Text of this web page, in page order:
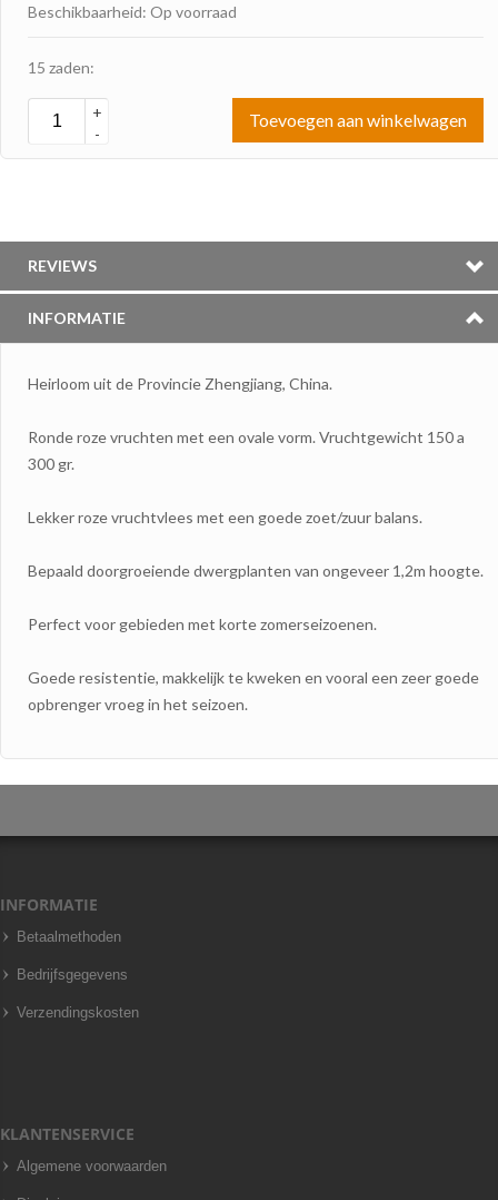
Beschikbaarheid: Op voorraad
15 zaden:
+
-
Toevoegen aan winkelwagen
REVIEWS
INFORMATIE
Heirloom uit de Provincie Zhengjiang, China.
Ronde roze vruchten met een ovale vorm. Vruchtgewicht 150 a
300 gr.
Lekker roze vruchtvlees met een goede zoet/zuur balans.
Bepaald doorgroeiende dwergplanten van ongeveer 1,2m hoogte.
Perfect voor gebieden met korte zomerseizoenen.
Goede resistentie, makkelijk te kweken en vooral een zeer goede
opbrenger vroeg in het seizoen.
INFORMATIE
Betaalmethoden
Bedrijfsgegevens
Verzendingskosten
KLANTENSERVICE
Algemene voorwaarden